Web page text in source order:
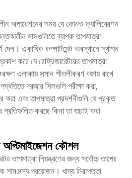
অপারেশনের সময় যে কোনও ক্যালিব্রেশন
মাসগুলিতে ব্যাপক তাপমাত্রা
দেন। একাধিক কম্পার্টমেন্ট অবস্থানে স্থাপন
করে যে রেফ্রিজারেটরের তাপমাত্রা
এলাকায় সমান শীতলীকরণ বজায় রাখে
দরজার সিলগুলি পরীক্ষা করা,
এবং তাপমাত্রা প্রদর্শনীগুলি যে প্রকৃত
করছে কিনা তা যাচাই করা
অপ্টিমাইজেশন কৌশল
তাপমাত্রা নিয়ন্ত্রণের জন্য সর্বোচ্চ তাপের
প্রয়োজন। খাদ্য নিরাপত্তা